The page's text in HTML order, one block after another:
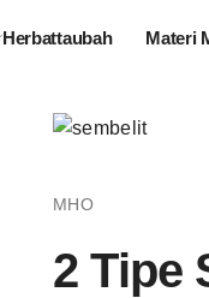
Herbattaubah Materi
MHO
2 Tipe